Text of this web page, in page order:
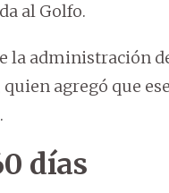
al Golfo.
la administración
agregó que
días